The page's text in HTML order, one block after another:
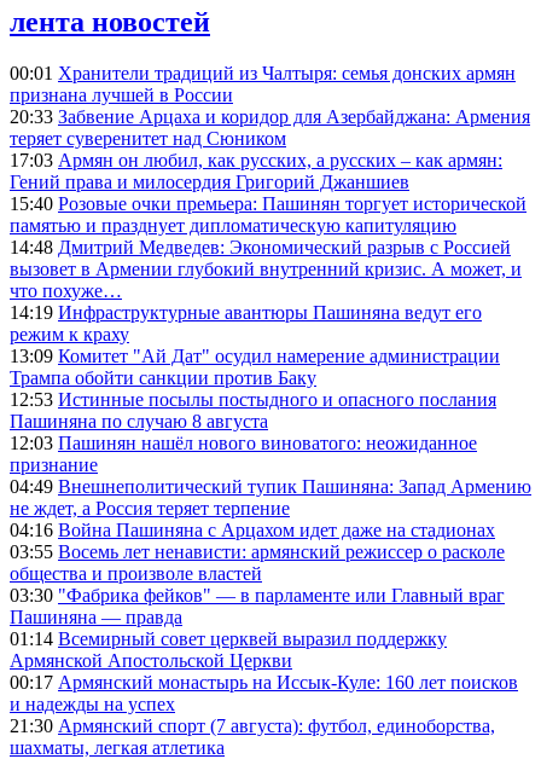
лента новостей
00:01 Хранители традиций из Чалтыря: семья донских армян
признана лучшей в России
20:33 Забвение Арцаха и коридор для Азербайджана: Армения
теряет суверенитет над Сюником
17:03 Армян он любил, как русских, а русских – как армян:
Гений права и милосердия Григорий Джаншиев
15:40 Розовые очки премьера: Пашинян торгует исторической
памятью и празднует дипломатическую капитуляцию
14:48 Дмитрий Медведев: Экономический разрыв с Россией
вызовет в Армении глубокий внутренний кризис. А может, и
что похуже…
14:19 Инфраструктурные авантюры Пашиняна ведут его
режим к краху
13:09 Комитет "Ай Дат" осудил намерение администрации
Трампа обойти санкции против Баку
12:53 Истинные посылы постыдного и опасного послания
Пашиняна по случаю 8 августа
12:03 Пашинян нашёл нового виноватого: неожиданное
признание
04:49 Внешнеполитический тупик Пашиняна: Запад Армению
не ждет, а Россия теряет терпение
04:16 Война Пашиняна с Арцахом идет даже на стадионах
03:55 Восемь лет ненависти: армянский режиссер о расколе
общества и произволе властей
03:30 "Фабрика фейков" — в парламенте или Главный враг
Пашиняна — правда
01:14 Всемирный совет церквей выразил поддержку
Армянской Апостольской Церкви
00:17 Армянский монастырь на Иссык-Куле: 160 лет поисков
и надежды на успех
21:30 Армянский спорт (7 августа): футбол, единоборства,
шахматы, легкая атлетика